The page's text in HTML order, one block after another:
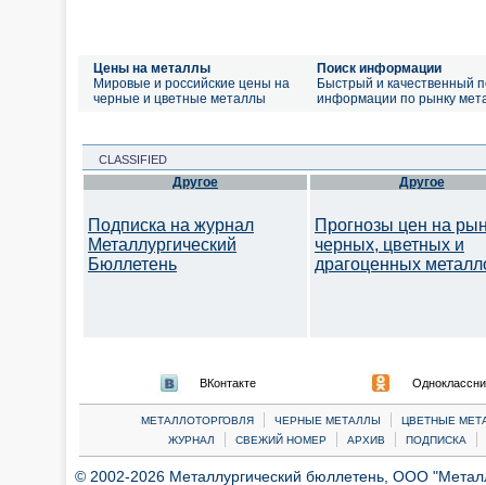
Цены на металлы
Мировые и российские цены на
черные и цветные металлы
Поиск информации
Быстрый и качественный
информации по рынку
CLASSIFIED
Другое
Подписка на журнал
Металлургический
Бюллетень
Другое
Прогнозы цен на
черных, цветных и
драгоценных
ВКонтакте
МЕТАЛЛОТОРГОВЛЯ | ЧЕРНЫЕ МЕТАЛЛЫ |
ЦВЕТНЫЕ
ЖУРНАЛ
| СВЕЖИЙ НОМЕР | АРХИВ | ПОДПИСКА |
© 2002-2026 Металлургический бюллетень, ООО